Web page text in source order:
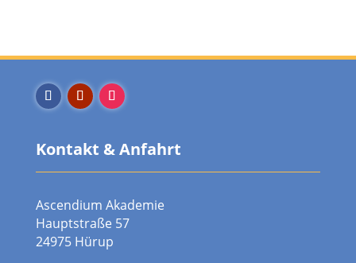
Kontakt & Anfahrt
Ascendium Akademie
Hauptstraße 57
24975 Hürup